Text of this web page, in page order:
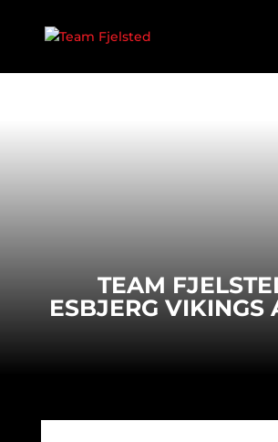
TEAM
ESBJERG VIKINGS